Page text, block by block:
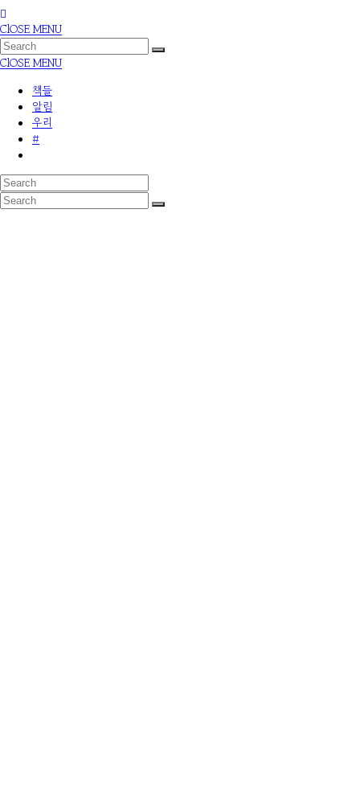
ClOSE MENU
ClOSE MENU
책들
알림
우리
#